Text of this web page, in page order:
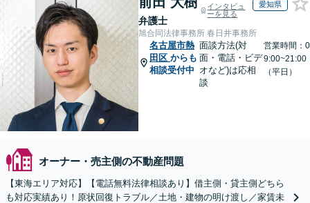
弁護士
インタビュ
ーを見る
愛知県
旭合同法律事務所 春日井事務所
名古屋市熱
田区 からも
相談受付中
面談方法(対
面・電話・ビデ
オなど)は応相
談
営業時間：0
9:00~21:00
（平日）
オーナー・売主側の不動産問題
【東海エリア対応】【電話無料法律相談あり】借主側・貸主側どちら
も対応実績あり！原状回復トラブル／土地・建物の明け渡し／家賃未